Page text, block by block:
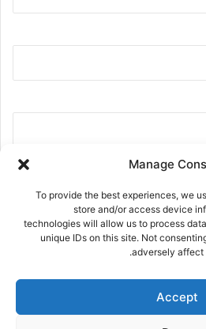
Manage
To provide the best experiences, we
store and/or access device
technologies will allow us to process
unique IDs on this site. Not
adversely affect
Accept
والموقع الإلكتروني في هذا المتصفح